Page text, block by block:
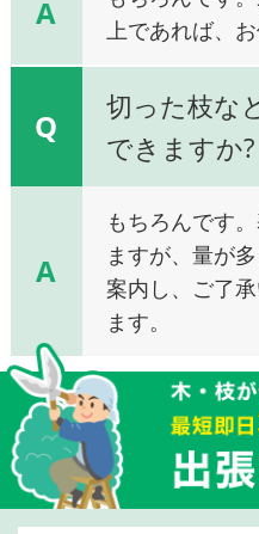
A
上であれば、
Q
切った枝な
できますか?
A
もちろんです
ますが、量が
案内し、ご了
ます。